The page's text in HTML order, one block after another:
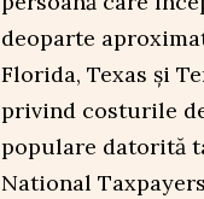
deoparte
Florida, Texas și
privind costurile
populare datorită
National